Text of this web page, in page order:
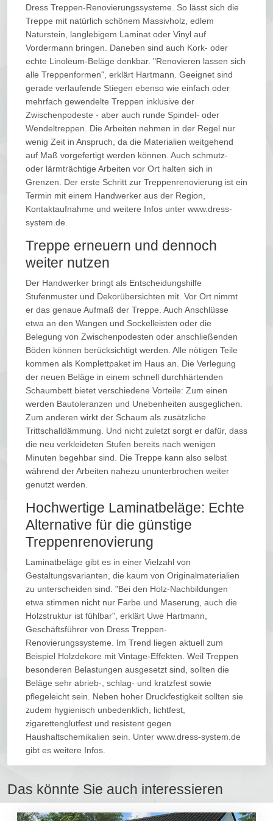
Dress Treppen-Renovierungssysteme. So lässt sich die
Treppe mit natürlich schönem Massivholz, edlem
Naturstein, langlebigem Laminat oder Vinyl auf
Vordermann bringen. Daneben sind auch Kork- oder
echte Linoleum-Beläge denkbar. "Renovieren lassen sich
alle Treppenformen", erklärt Hartmann. Geeignet sind
gerade verlaufende Stiegen ebenso wie einfach oder
mehrfach gewendelte Treppen inklusive der
Zwischenpodeste - aber auch runde Spindel- oder
Wendeltreppen. Die Arbeiten nehmen in der Regel nur
wenig Zeit in Anspruch, da die Materialien weitgehend
auf Maß vorgefertigt werden können. Auch schmutz-
oder lärmträchtige Arbeiten vor Ort halten sich in
Grenzen. Der erste Schritt zur Treppenrenovierung ist ein
Termin mit einem Handwerker aus der Region,
Kontaktaufnahme und weitere Infos unter www.dress-
system.de.
Treppe erneuern und dennoch
weiter nutzen
Der Handwerker bringt als Entscheidungshilfe
Stufenmuster und Dekorübersichten mit. Vor Ort nimmt
er das genaue Aufmaß der Treppe. Auch Anschlüsse
etwa an den Wangen und Sockelleisten oder die
Belegung von Zwischenpodesten oder anschließenden
Böden können berücksichtigt werden. Alle nötigen Teile
kommen als Komplettpaket im Haus an. Die Verlegung
der neuen Beläge in einem schnell durchhärtenden
Schaumbett bietet verschiedene Vorteile: Zum einen
werden Bautoleranzen und Unebenheiten ausgeglichen.
Zum anderen wirkt der Schaum als zusätzliche
Trittschalldämmung. Und nicht zuletzt sorgt er dafür, dass
die neu verkleideten Stufen bereits nach wenigen
Minuten begehbar sind. Die Treppe kann also selbst
während der Arbeiten nahezu ununterbrochen weiter
genutzt werden.
Hochwertige Laminatbeläge: Echte
Alternative für die günstige
Treppenrenovierung
Laminatbeläge gibt es in einer Vielzahl von
Gestaltungsvarianten, die kaum von Originalmaterialien
zu unterscheiden sind. "Bei den Holz-Nachbildungen
etwa stimmen nicht nur Farbe und Maserung, auch die
Holzstruktur ist fühlbar", erklärt Uwe Hartmann,
Geschäftsführer von Dress Treppen-
Renovierungssysteme. Im Trend liegen aktuell zum
Beispiel Holzdekore mit Vintage-Effekten. Weil Treppen
besonderen Belastungen ausgesetzt sind, sollten die
Beläge sehr abrieb-, schlag- und kratzfest sowie
pflegeleicht sein. Neben hoher Druckfestigkeit sollten sie
zudem hygienisch unbedenklich, lichtfest,
zigarettenglutfest und resistent gegen
Haushaltschemikalien sein. Unter www.dress-system.de
gibt es weitere Infos.
Das könnte Sie auch interessieren